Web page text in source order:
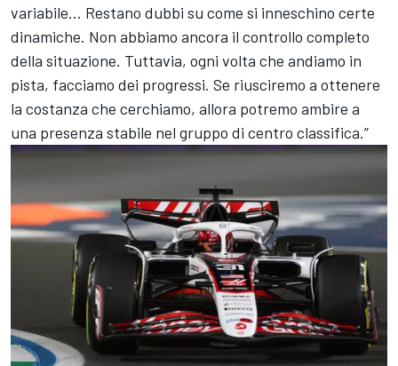
variabile... Restano dubbi su come si inneschino certe
dinamiche. Non abbiamo ancora il controllo completo
della situazione. Tuttavia, ogni volta che andiamo in
pista, facciamo dei progressi. Se riusciremo a ottenere
la costanza che cerchiamo, allora potremo ambire a
una presenza stabile nel gruppo di centro classifica.”